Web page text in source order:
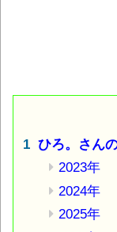
ひろ。さん
2023年
2024年
2025年